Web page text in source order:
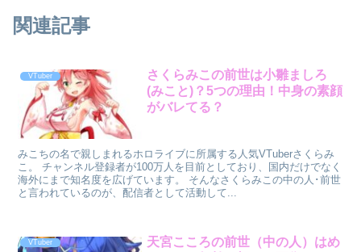
関連記事
VTuber
さくらみこの前世は小雛ましろ
(みこと)？5つの理由！中身の素顔
がバレてる？
みこちの名で親しまれるホロライブに所属する人気VTuberさくらみ
こ。 チャンネル登録者が100万人を目前としており、国内だけでなく
海外にまで知名度を広げています。 そんなさくらみこの中の人･前世
と言われているのが、配信者として活動して...
VTuber
天宮こころの前世（中の人）はめ